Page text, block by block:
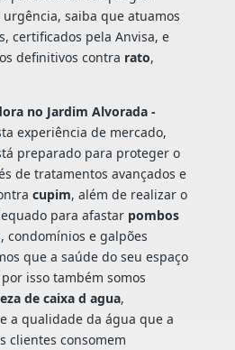
saiba que atuamos
certificados pela Anvisa, e
definitivos contra rato,
no Jardim Alvorada -
experiência de mercado,
preparado para proteger o
de tratamentos avançados e
cupim, além de realizar o
para afastar pombos
condomínios e galpões
que a saúde do seu espaço
isso também somos
de caixa d agua,
a qualidade da água que a
clientes consomem